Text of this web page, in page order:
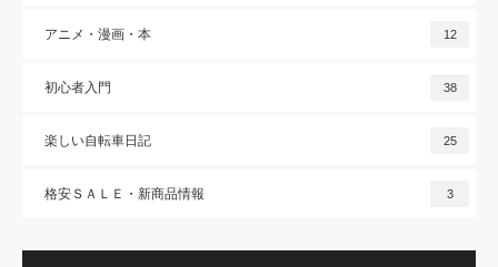
アニメ・漫画・本 12
初心者入門 38
楽しい自転車日記 25
格安ＳＡＬＥ・新商品情報 3